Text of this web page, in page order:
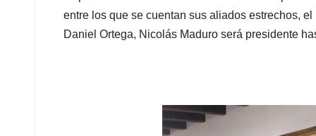
p
k
n
entre los que se cuentan sus aliados estrechos,
Daniel Ortega, Nicolás Maduro será presidente